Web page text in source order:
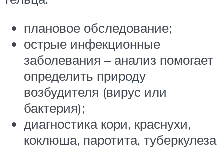
плановое обследование;
острые инфекционные
заболевания – анализ помогает
определить природу
возбудителя (вирус или
бактерия);
диагностика кори, краснухи,
коклюша, паротита, туберкулеза